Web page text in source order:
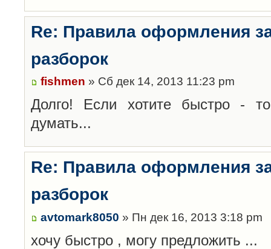
Re: Правила оформления
разборок
fishmen » Сб дек 14, 2013 11:23 pm
Долго! Если хотите быстро -
думать...
Re: Правила оформления
разборок
avtomark8050 » Пн дек 16, 2013 3:18 pm
хочу быстро , могу предложить ...